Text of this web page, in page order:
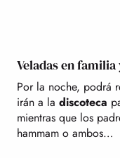
Veladas en
Por la noche, podrá
irán a la discoteca
mientras que los
hammam o ambos…